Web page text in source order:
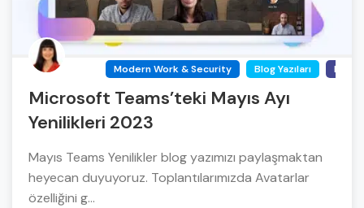
Modern Work & Security Blog Yazıları
Microsoft Teams’teki Mayıs Ayı
Yenilikleri 2023
Mayıs Teams Yenilikler blog yazımızı paylaşmaktan
heyecan duyuyoruz. Toplantılarımızda Avatarlar
özelliğini g...